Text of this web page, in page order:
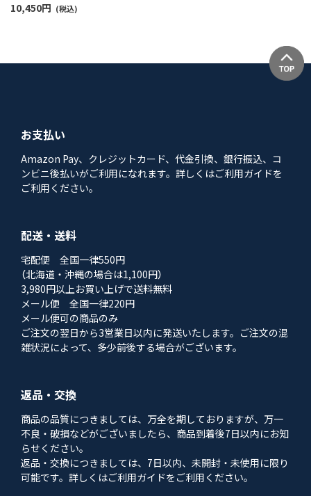
10,450円 (税込)
お支払い
Amazon Pay、クレジットカード、代金引換、銀行振込、コ
ンビニ後払いがご利用になれます。詳しくはご利用ガイドを
ご利用ください。
配送・送料
宅配便 全国一律550円
（北海道・沖縄の場合は1,100円）
3,980円以上お買い上げで送料無料
メール便 全国一律220円
メール便可の商品のみ
ご注文の翌日から3営業日以内に発送いたします。ご注文の混
雑状況によって、多少前後する場合がございます。
返品・交換
商品の品質につきましては、万全を期しておりますが、万一
不良・破損などがございましたら、商品到着後7日以内にお知
らせください。
返品・交換につきましては、7日以内、未開封・未使用に限り
可能です。詳しくはご利用ガイドをご利用ください。